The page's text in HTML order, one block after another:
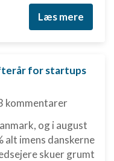
Læs mere
for startups
kommentarer
og i august
alt imens danskerne
skuer grumt